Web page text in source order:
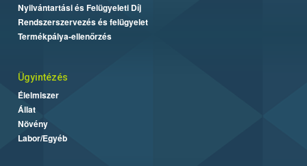
Nyilvántartási és Felügyeleti Díj
Rendszerszervezés és felügyelet
Termékpálya-ellenőrzés
Ügyintézés
Élelmiszer
Állat
Növény
Labor/Egyéb